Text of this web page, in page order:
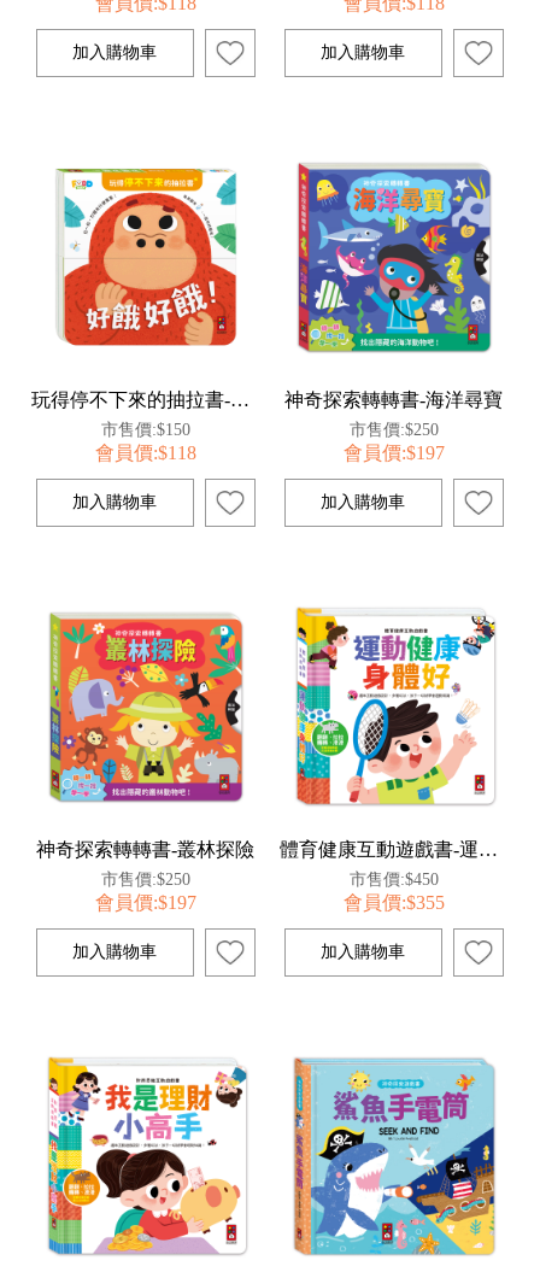
玩得停不下來的抽拉書-好餓好餓
市售價:$150
會員價:$118
神奇探索轉轉書-海洋尋寶
市售價:$250
會員價:$197
神奇探索轉轉書-叢林探險
市售價:$250
會員價:$197
體育健康互動遊戲書-運動健康身體好
市售價:$450
會員價:$355